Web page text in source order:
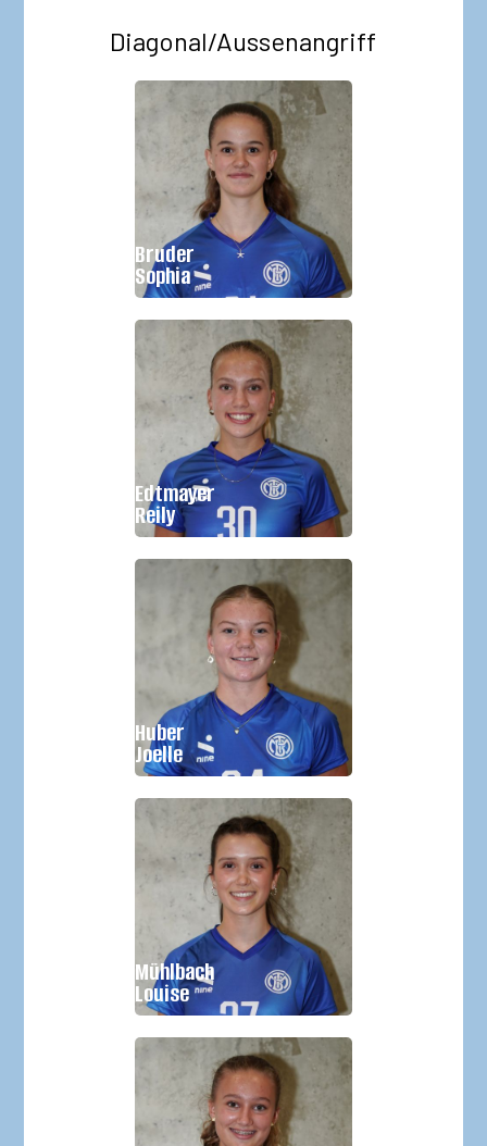
Diagonal/Aussenangriff
Bruder
Sophia
Geburtsjahr: 2010
Größe:
Im Verein seit: 2021
Edtmayer
Reily
Geburtsjahr: 2011
Größe:
Im Verein seit: 2023
Huber
Joelle
Geburtsjahr: 2010
Größe:
Im Verein seit: 2022
Mühlbach
Louise
Geburtsjahr: 2010
Größe:
Im Verein seit: 2022